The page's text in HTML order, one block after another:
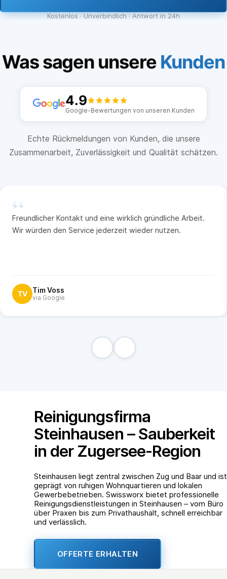
Kostenlos · Unverbindlich · Antwort in 24h
Was sagen unsere Kunden
4.9
Google-Bewertungen von unseren Kunden
Echte Rückmeldungen von Kunden, die unsere
Zusammenarbeit, Zuverlässigkeit und Qualität schätzen.
“
Freundlicher Kontakt und eine wirklich gründliche Arbeit.
Wir würden den Service jederzeit wieder nutzen.
TV Tim Voss
via Google
Reinigungsfirma
Steinhausen – Sauberkeit
in der Zugersee-Region
Steinhausen liegt zentral zwischen Zug und Baar und ist
geprägt von ruhigen Wohnquartieren und lokalen
Gewerbebetrieben. Swissworx bietet professionelle
Reinigungsdienstleistungen in Steinhausen – vom Büro
über Praxen bis zum Privathaushalt, schnell erreichbar
und verlässlich.
OFFERTE ERHALTEN